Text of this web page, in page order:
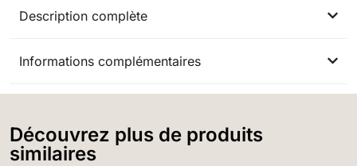
Description complète
Informations complémentaires
Découvrez plus de produits
similaires